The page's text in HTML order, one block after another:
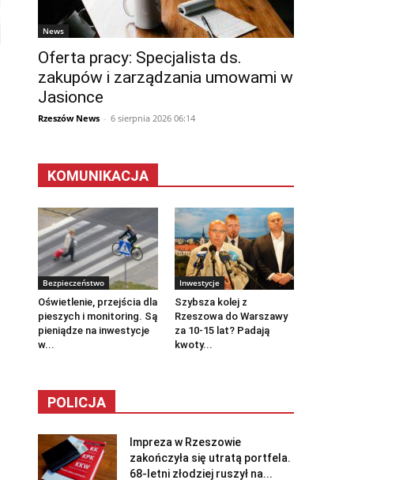
News
Oferta pracy: Specjalista ds.
zakupów i zarządzania umowami w
Jasionce
Rzeszów News - 6 sierpnia 2026 06:14
KOMUNIKACJA
Bezpieczeństwo
Oświetlenie, przejścia dla
pieszych i monitoring. Są
pieniądze na inwestycje
w...
Inwestycje
Szybsza kolej z
Rzeszowa do Warszawy
za 10-15 lat? Padają
kwoty...
POLICJA
Impreza w Rzeszowie
zakończyła się utratą portfela.
68-letni złodziej ruszył na...